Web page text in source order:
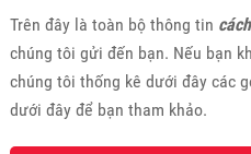
Trên đây là toàn bộ thông tin
chúng tôi gửi đến bạn. Nếu bạn
chúng tôi thống kê dưới đây các
dưới đây để bạn tham khảo.